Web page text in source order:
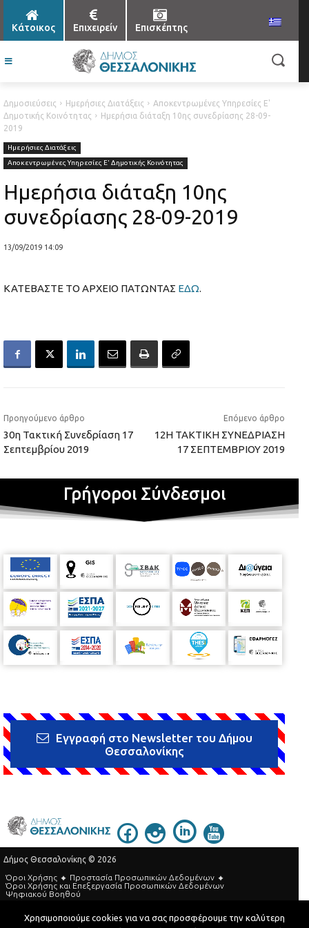
Κάτοικος Επιχειρείν Επισκέπτης
Δημοσιεύσεις Ημερήσιες Διατάξεις
Αποκεντρωμένες Υπηρεσίες Ε'
Δημοτικής Κοινότητας
Ημερήσια διάταξη 10ης συνεδρίασης 28-09-
2019
Ημερήσιες Διατάξεις
Αποκεντρωμένες Υπηρεσίες Ε' Δημοτικής Κοινότητας
Ημερήσια διάταξη 10ης
συνεδρίασης 28-09-2019
13/09/2019 14:09
ΚΑΤΕΒΑΣΤΕ ΤΟ ΑΡΧΕΙΟ ΠΑΤΩΝΤΑΣ ΕΔΩ.
Προηγούμενο άρθρο
30η Τακτική Συνεδρίαση 17
Σεπτεμβρίου 2019
Επόμενο άρθρο
12Η ΤΑΚΤΙΚΗ ΣΥΝΕΔΡΙΑΣΗ
17 ΣΕΠΤΕΜΒΡΙΟΥ 2019
Γρήγοροι Σύνδεσμοι
Εγγραφή στο Newsletter του Δήμου
Θεσσαλονίκης
Δήμος Θεσσαλονίκης © 2026
Όροι Χρήσης
Προστασία Προσωπικών Δεδομένων
Όροι Xρήσης και Eπεξεργασία Προσωπικών Δεδομένων
Ψηφιακού Βοηθού
Τηλεφωνικός Κατάλογος
Χρησιμοποιούμε cookies για να σας προσφέρουμε την καλύτερη